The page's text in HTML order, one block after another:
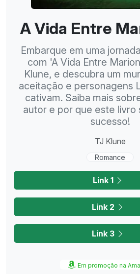
A Vida Entre
Embarque em uma
com 'A Vida Entre
Klune, e descubra um
aceitação e personagens
cativam. Saiba mais
autor e por que este livro
sucesso!
TJ Klune
Romance
Link 1
Link 2
Link 3
Em promoção na